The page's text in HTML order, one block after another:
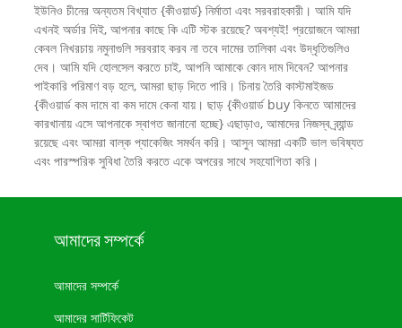
ইউনিও চীনের অন্যতম বিখ্যাত {কীওয়ার্ড} নির্মাতা এবং সরবরাহকারী। আমি যদি
এখনই অর্ডার দিই, আপনার কাছে কি এটি স্টক রয়েছে? অবশ্যই! প্রয়োজনে আমরা
কেবল নিখরচায় নমুনাগুলি সরবরাহ করব না তবে দামের তালিকা এবং উদ্ধৃতিগুলিও
দেব। আমি যদি হোলসেল করতে চাই, আপনি আমাকে কোন দাম দিবেন? আপনার
পাইকারি পরিমাণ বড় হলে, আমরা ছাড় দিতে পারি। চিনায় তৈরি কাস্টমাইজড
{কীওয়ার্ড কম দামে বা কম দামে কেনা যায়। ছাড় {কীওয়ার্ড buy কিনতে আমাদের
কারখানায় এসে আপনাকে স্বাগত জানানো হচ্ছে} এছাড়াও, আমাদের নিজস্ব ব্র্যান্ড
রয়েছে এবং আমরা বাল্ক প্যাকেজিং সমর্থন করি। আসুন আমরা একটি ভাল ভবিষ্যত
এবং পারস্পরিক সুবিধা তৈরি করতে একে অপরের সাথে সহযোগিতা করি।
আমাদের সম্পর্কে
আমাদের সম্পর্কে
আমাদের সার্টিফিকেট